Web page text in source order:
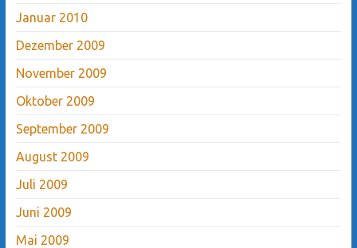
Januar 2010
Dezember 2009
November 2009
Oktober 2009
September 2009
August 2009
Juli 2009
Juni 2009
Mai 2009